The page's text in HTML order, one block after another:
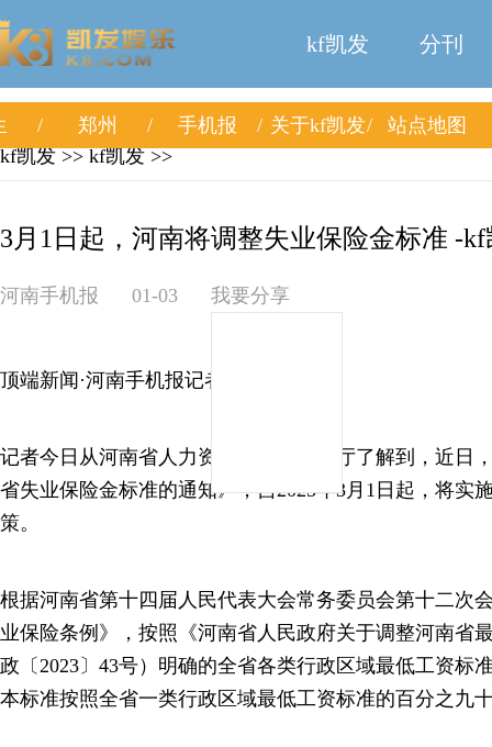
kf凯发 分刊
郑州 手机报 关于kf凯发
站点地图
kf凯发 >> kf凯发 >>
3月1日起，河南将调整失业保险金标准 -kf
河南手机报 01-03 我要分享
顶端新闻·河南手机报记者 许光琳
记者今日从河南省人力资源和社会保障厅了解到，近日
省失业保险金标准的通知》，自2025年3月1日起，将实
策。
根据河南省第十四届人民代表大会常务委员会第十二次
业保险条例》，按照《河南省人民政府关于调整河南省
政〔2023〕43号）明确的全省各类行政区域最低工资标
本标准按照全省一类行政区域最低工资标准的百分之九